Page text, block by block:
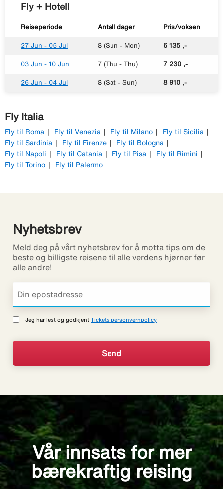
Fly + Hotell
Reiseperiode Antall dager Pris/voksen
27 Jun - 05 Jul 8 (Sun - Mon) 6 135 ,-
03 Jun - 10 Jun 7 (Thu - Thu) 7 230 ,-
26 Jun - 04 Jul 8 (Sat - Sun) 8 910 ,-
Fly Italia
Fly til Roma Fly til Venezia Fly til Milano
Fly til Sicilia
Fly til Sardinia
Fly til Firenze
Fly til Bologna
Fly til Napoli
Fly til Catania Fly til Pisa
Fly til Rimini
Fly til Torino
Fly til Palermo
Nyhetsbrev
Meld deg på vårt nyhetsbrev for å motta tips om de
beste og billigste reisene til alle verdens hjørner før
alle andre!
Jeg har lest og godkjent Tickets personvernpolicy
Vår innsats for mer
bærekraftig reising